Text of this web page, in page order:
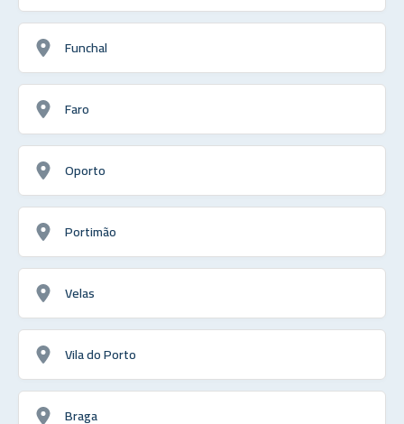
Funchal
Faro
Oporto
Portimão
Velas
Vila do Porto
Braga